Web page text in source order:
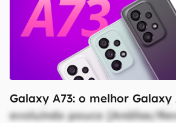
Galaxy A73: o melhor Galaxy
evoluindo pouco [Análise/